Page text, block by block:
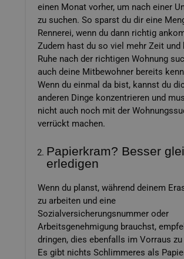
einen Monat vorher, um nach einer
zu suchen. So sparst du dir eine
Rennerei, wenn du dann richtig
Zudem hast du so viel mehr Zeit und
Ruhe nach der richtigen Wohnung
auch deine Mitbewohner bereits
Wenn du einmal da bist, kannst du
anderen Dinge konzentrieren und
nicht auch noch mit der
verrückt machen.
Papierkram? Besser
erledigen
Wenn du planst, während deinem
zu arbeiten und eine
Sozialversicherungsnummer oder
Arbeitsgenehmigung brauchst,
dringen, dies ebenfalls im Vorraus zu
Es gibt nichts Schlimmeres als